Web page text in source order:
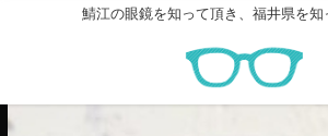
鯖江の眼鏡を知って頂き、福井県を知